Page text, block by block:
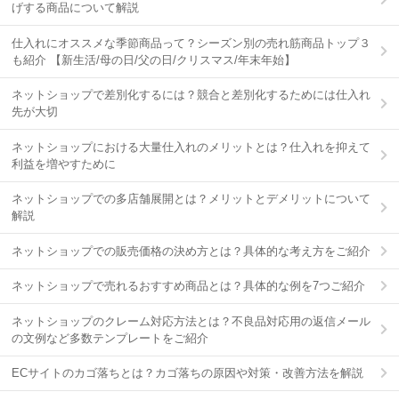
げする商品について解説
仕入れにオススメな季節商品って？シーズン別の売れ筋商品トップ３
も紹介 【新生活/母の日/父の日/クリスマス/年末年始】
ネットショップで差別化するには？競合と差別化するためには仕入れ
先が大切
ネットショップにおける大量仕入れのメリットとは？仕入れを抑えて
利益を増やすために
ネットショップでの多店舗展開とは？メリットとデメリットについて
解説
ネットショップでの販売価格の決め方とは？具体的な考え方をご紹介
ネットショップで売れるおすすめ商品とは？具体的な例を7つご紹介
ネットショップのクレーム対応方法とは？不良品対応用の返信メール
の文例など多数テンプレートをご紹介
ECサイトのカゴ落ちとは？カゴ落ちの原因や対策・改善方法を解説